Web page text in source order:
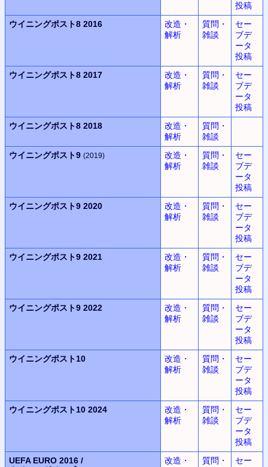
投稿
ウイニングポスト8 2016
改造・
解析
質問・
雑談
セー
ブデ
ータ
投稿
ウイニングポスト8 2017
改造・
解析
質問・
雑談
セー
ブデ
ータ
投稿
ウイニングポスト8 2018
改造・
解析
質問・
雑談
ウイニングポスト9 (2019)
改造・
解析
質問・
雑談
セー
ブデ
ータ
投稿
ウイニングポスト9 2020
改造・
解析
質問・
雑談
セー
ブデ
ータ
投稿
ウイニングポスト9 2021
改造・
解析
質問・
雑談
セー
ブデ
ータ
投稿
ウイニングポスト9 2022
改造・
解析
質問・
雑談
セー
ブデ
ータ
投稿
ウイニングポスト10
改造・
解析
質問・
雑談
セー
ブデ
ータ
投稿
ウイニングポスト10 2024
改造・
解析
質問・
雑談
セー
ブデ
ータ
投稿
UEFA EURO 2016 /
改造・
質問・
セー